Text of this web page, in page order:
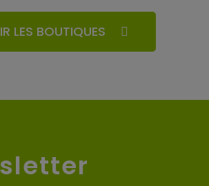
LES BOUTIQUES